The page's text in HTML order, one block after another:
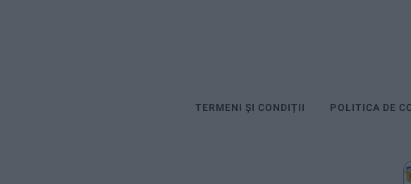
TERMENI ȘI CONDIȚII POLITICA DE